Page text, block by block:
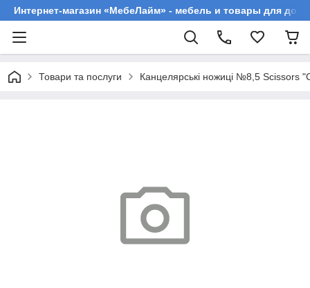
Интернет-магазин «МебеЛайм» - мебель и товары для
Товари та послуги Канцелярські ножиці №8,5 Scissors